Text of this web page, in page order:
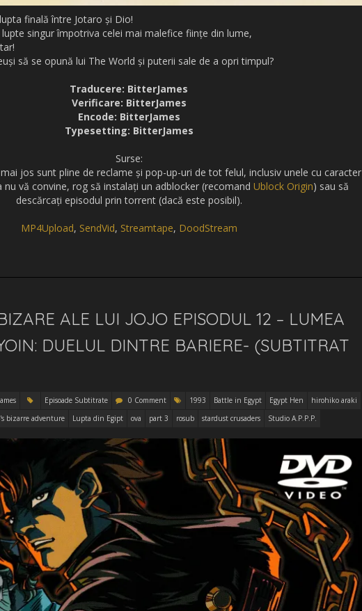
finală între Jotaro și Dio!
singur împotriva celei mai malefice ființe din lume,
să se opună lui The World și puterii sale de a opri timpul?
Traducere: BitterJames
Verificare: BitterJames
Encode: BitterJames
Typesetting: BitterJames
Surse:
mai jos sunt pline de reclame și pop-up-uri de tot felul, inclusiv unele cu caracter
nu vă convine, rog să instalați un adblocker (recomand Ublock Origin) sau să
descărcați episodul prin torrent (dacă este posibil).
MP4Upload, SendVid, Streamtape, DoodStream
ALE LUI JOJO EPISODUL 12 – LUMEA
DUELUL DINTRE BARIERE- (SUBTITRAT
Episoade Subtitrate 0 Comment 1993 Battle in Egypt Egypt Hen
hirohiko araki
bizarre adventure Lupta din Egipt ova part 3 rosub stardust crusaders Studio A.P.P.P.